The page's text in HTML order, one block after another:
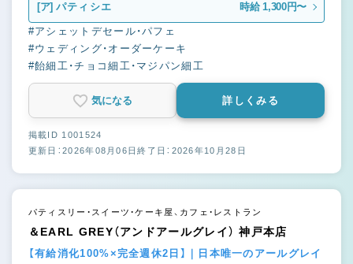
[ア] パティシエ 時給 1,300円〜
#アシェットデセール・パフェ
#ウェディング・オーダーケーキ
#飴細工・チョコ細工・マジパン細工
気になる 詳しくみる
掲載ID 1001524
更新日：2026年08月06日終了日：2026年10月28日
パティスリー・スイーツ・ケーキ屋、カフェ・レストラン
＆EARL GREY（アンドアールグレイ） 神戸本店
【有給消化100%×完全週休2日】｜日本唯一のアールグレイ